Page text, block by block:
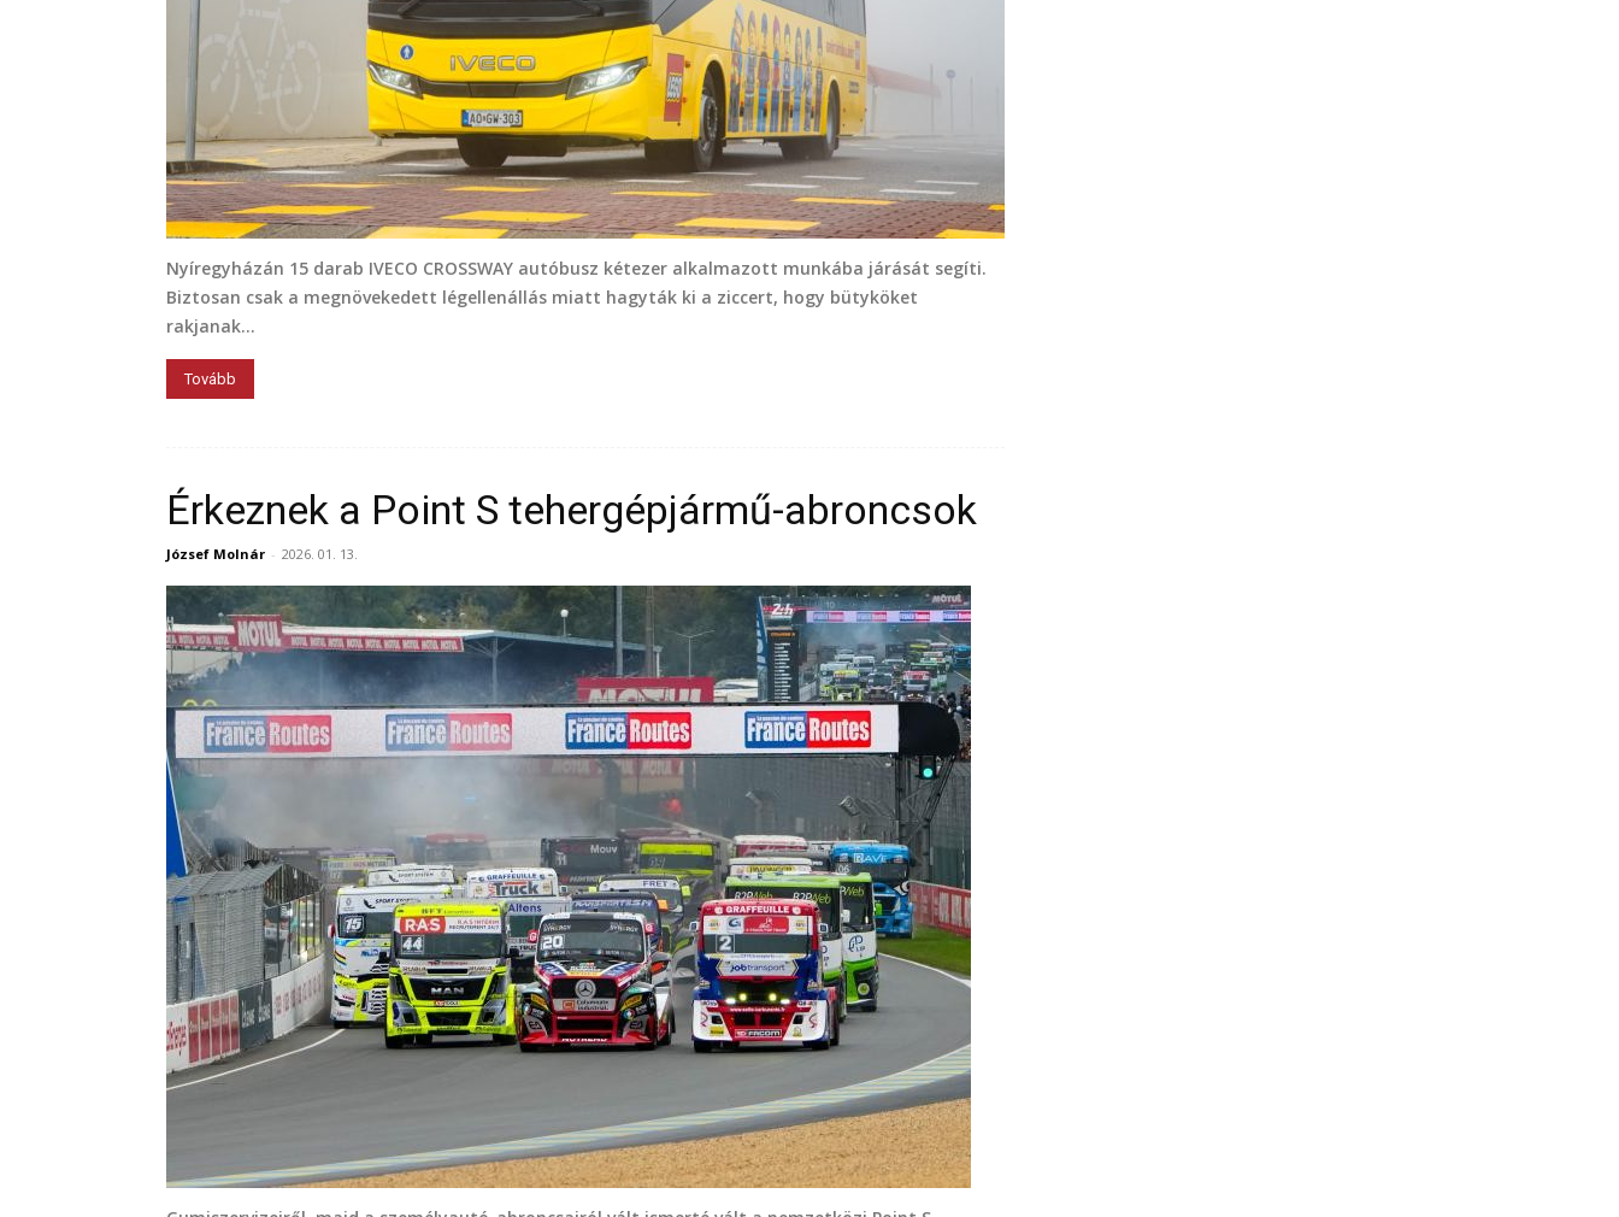
Nyíregyházán 15 darab IVECO CROSSWAY autóbusz kétezer alkalmazott munkába járását segíti.
Biztosan csak a megnövekedett légellenállás miatt hagyták ki a ziccert, hogy bütyköket
rakjanak...
Tovább
Érkeznek a Point S tehergépjármű-abroncsok
József Molnár - 2026. 01. 13.